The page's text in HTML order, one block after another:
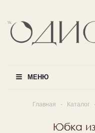
МЕНЮ
Главная - Каталог
Юбка